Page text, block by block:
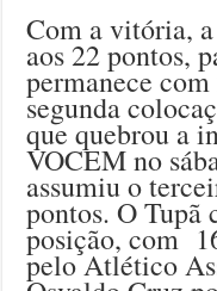
Com a vitória,
aos 22 pontos,
permanece
segunda
que quebrou a
VOCEM no
assumiu o
pontos. O Tupã
posição, com
pelo Atlético